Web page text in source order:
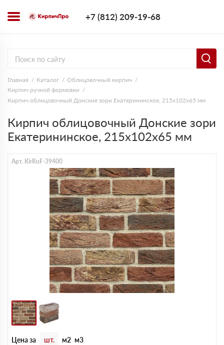
+7 (812) 209-19-68
Главная Каталог
Облицовочный кирпич
Кирпич ручной формовки
Кирпич облицовочный Донские зори Екатерининское, 215х102х65 мм
Кирпич облицовочный Донские зори
Екатерининское, 215х102х65 мм
Арт. KirRuF-39400
Цена за шт. м2 м3